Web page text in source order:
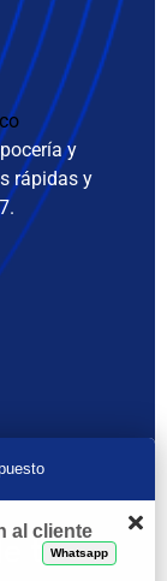
y
rápidas y
ti
al cliente
Whatsapp